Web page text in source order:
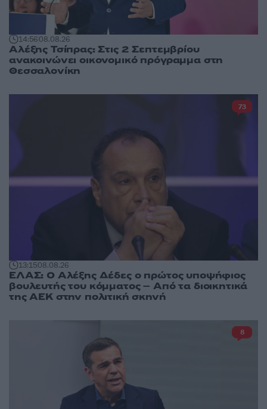
14:5608.08.26
Αλέξης Τσίπρας: Στις 2 Σεπτεμβρίου
ανακοινώνει οικονομικό πρόγραμμα στη
Θεσσαλονίκη
13:1508.08.26
ΕΛΑΣ: Ο Αλέξης Δέδες ο πρώτος υποψήφιος
βουλευτής του κόμματος – Από τα διοικητικά
της ΑΕΚ στην πολιτική σκηνή
73
8